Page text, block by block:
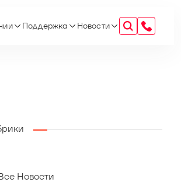
Поддержка Новости
Новости